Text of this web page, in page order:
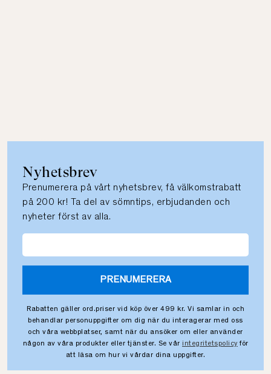
Nyhetsbrev
Prenumerera på vårt nyhetsbrev, få välkomstrabatt
på 200 kr! Ta del av sömntips, erbjudanden och
nyheter först av alla.
PRENUMERERA
Rabatten gäller ord.priser vid köp över 499 kr. Vi samlar in och
behandlar personuppgifter om dig när du interagerar med oss
och våra webbplatser, samt när du ansöker om eller använder
någon av våra produkter eller tjänster. Se vår integritetspolicy för
att läsa om hur vi vårdar dina uppgifter.